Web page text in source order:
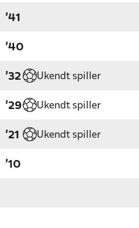
'41
'40
'32 Ukendt spiller
'29 Ukendt spiller
'21 Ukendt spiller
'10